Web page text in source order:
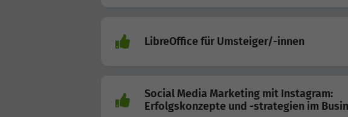
LibreOffice für Umsteiger/-innen
Social Media Marketing mit Instagram:
Erfolgskonzepte und -strategien im